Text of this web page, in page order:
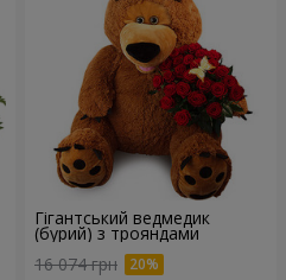
Гігантський ведмедик
(бурий) з трояндами
16 074 грн